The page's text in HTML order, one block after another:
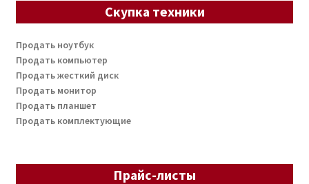
Скупка техники
Продать ноутбук
Продать компьютер
Продать жесткий диск
Продать монитор
Продать планшет
Продать комплектующие
Прайс-листы